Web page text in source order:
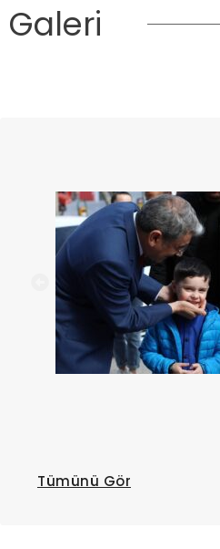
Galeri
Tümünü Gör